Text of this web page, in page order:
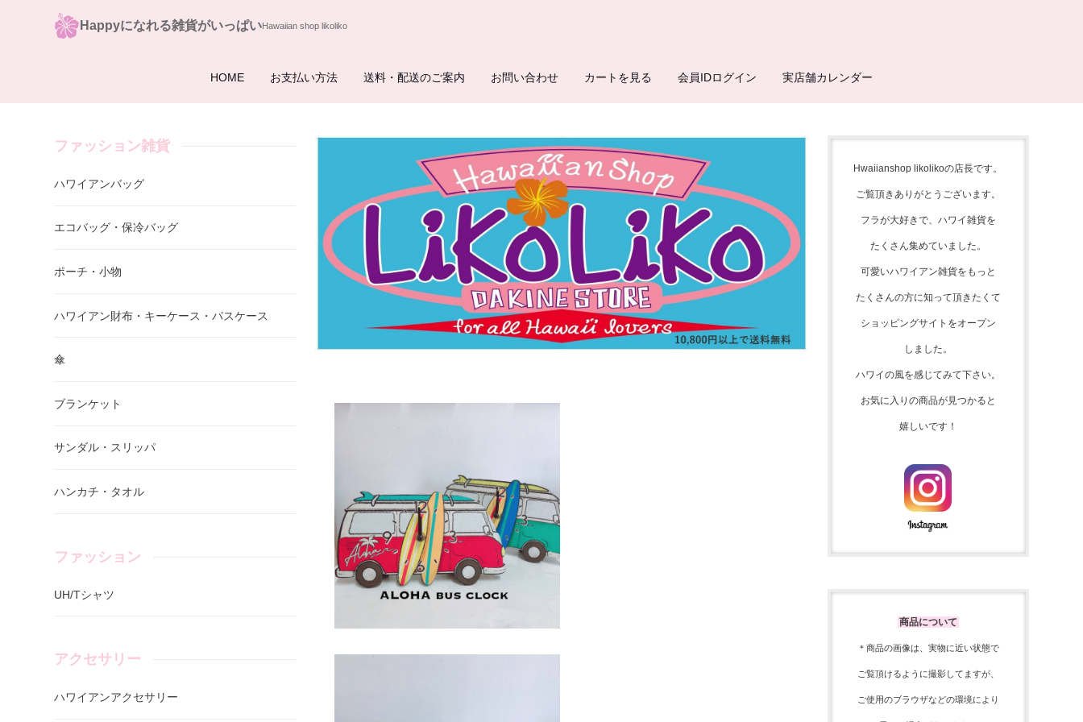
Happyになれる雑貨がいっぱい
HOME お支払い方法 送料・配送のご案内 お問い合わせ カートを見る 会員IDログイン 実店舗カレンダー
ファッション雑貨
ハワイアンバッグ
エコバッグ・保冷バッグ
ポーチ・小物
ハワイアン財布・キーケース・パスケース
傘
ブランケット
サンダル・スリッパ
ハンカチ・タオル
ファッション
UH/Tシャツ
アクセサリー
ハワイアンアクセサリー
Hwaiianshop likolikoの店長です。
ご覧頂きありがとうございます。
フラが大好きで、 ハワイ雑貨を
たくさん集めていました。
可愛いハワイアン雑貨をもっと
たくさんの方に知って頂きたくて
ショッピングサイトをオープン
しました。
ハワイの風を感じてみて下さい。
お気に入りの商品が見つかると
嬉しいです！
商品について
＊商品の画像は、実物に近い状態で
ご覧頂けるように撮影してますが、
ご使用のブラウザなどの環境により